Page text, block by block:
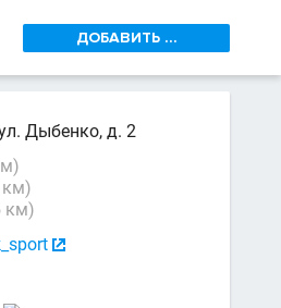
ДОБАВИТЬ ...
Дыбенко, д. 2
км)
км)
